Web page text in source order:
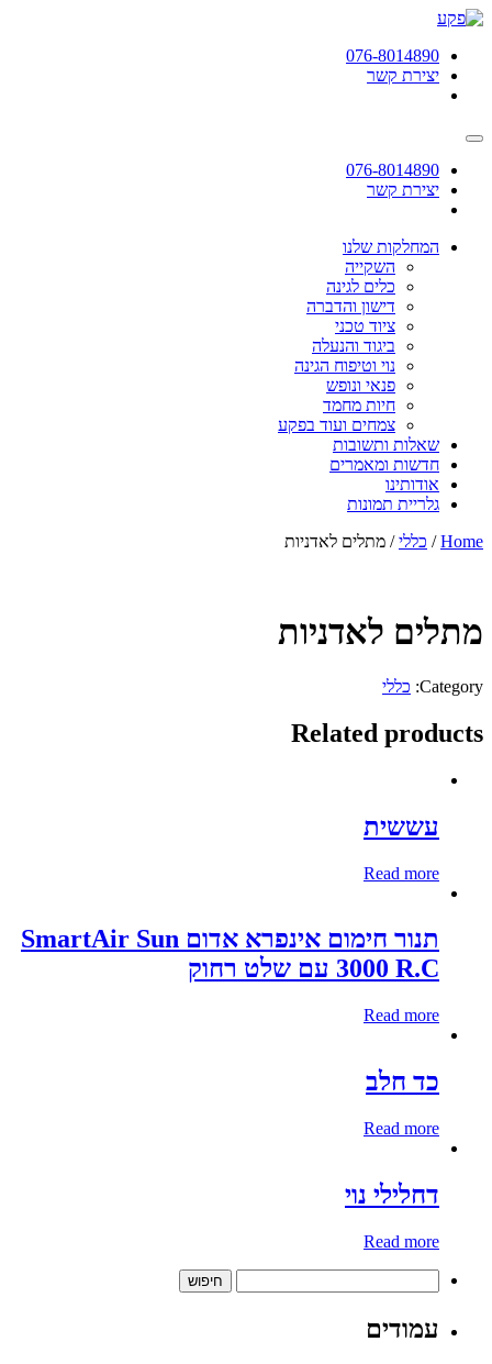
תחילתו
אינטרנט,
לחץ
כדי
לאזור
תוכן
מרכזי
076-8014890
יצירת קשר
076-8014890
יצירת קשר
המחלקות שלנו
השקייה
כלים לגינה
דישון והדברה
ציוד טכני
ביגוד והנעלה
נוי וטיפוח הגינה
פנאי ונופש
חיות מחמד
צמחים ועוד בפקע
שאלות ותשובות
חדשות ומאמרים
אודותינו
גלריית תמונות
Home
/ כללי/ מתלים לאדניות
מתלים לאדניות
Category: כללי
Related products
עששית
Read more
תנור חימום אינפרא אדום SmartAir Sun
3000 R.C עם שלט רחוק
Read more
כד חלב
Read more
דחלילי נוי
Read more
עמודים